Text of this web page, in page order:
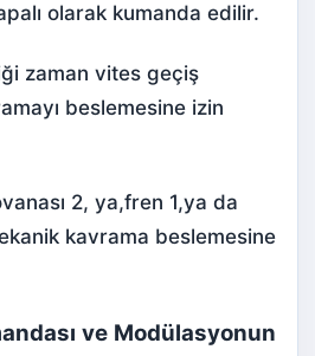
olarak kumanda edilir.
zaman vites geçiş
beslemesine izin
2, ya,fren 1,ya da
kavrama beslemesine
ve Modülasyonun